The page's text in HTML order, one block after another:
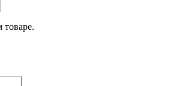
товаре.